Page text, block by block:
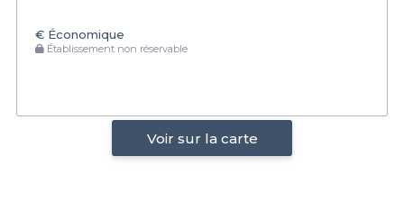
€ Économique
Établissement non réservable
Voir sur la carte